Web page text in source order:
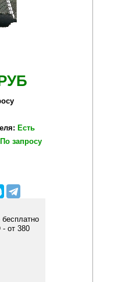
Есть
По запросу
от 380